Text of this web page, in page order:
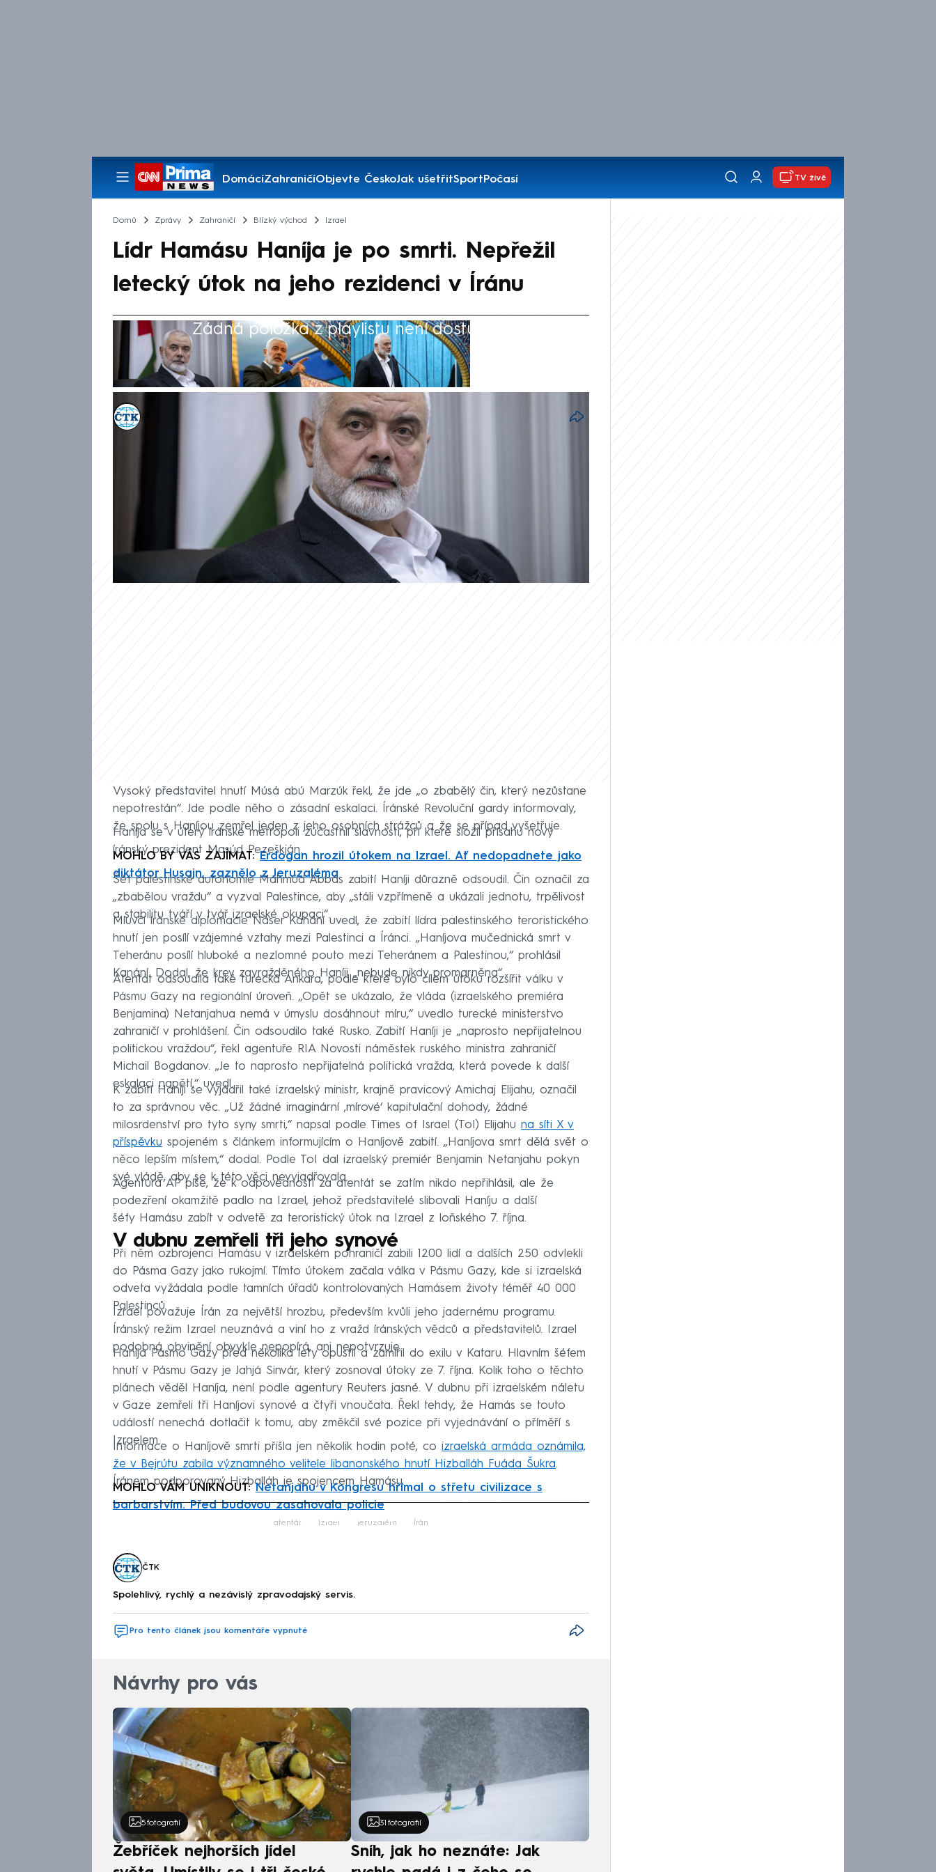
DomácíZahraničíObjevte ČeskoJak ušetřitSportPočasí
Pořady
TV živě
Domů Zprávy Zahraničí Blízký východ Izrael
Lídr Hamásu Haníja je po smrti. Nepřežil
letecký útok na jeho rezidenci v Íránu
Žádná položka z playlistu není dostupná.
ČTK
31. čvc 2024, 06:14
Šéf palestinského teroristického hnutí Hamás Ismáíl Haníja byl zabit při
leteckém útoku na jeho rezidenci v Teheránu, uvedla ve středu tato
skupina podle agentury AP. Hamás, který ovládá Pásmo Gazy, přičetl
odpovědnost za tento útok Izraeli. Podle íránských Revolučních gard se
Haníja a jeden z jeho osobních strážců stali terčem atentátu.
Vysoký představitel hnutí Músá abú Marzúk řekl, že jde „o zbabělý čin, který nezůstane
nepotrestán“. Jde podle něho o zásadní eskalaci. Íránské Revoluční gardy informovaly,
že spolu s Haníjou zemřel jeden z jeho osobních strážců a že se případ vyšetřuje.
Haníja se v úterý íránské metropoli zúčastnil slavnosti, při které složil přísahu nový
íránský prezident Masúd Pezeškján.
MOHLO BY VÁS ZAJÍMAT:Erdogan hrozil útokem na Izrael. Ať nedopadnete jako
diktátor Husajn, zaznělo z Jeruzaléma
Šéf palestinské autonomie Mahmúd Abbás zabití Haníji důrazně odsoudil. Čin označil za
„zbabělou vraždu“ a vyzval Palestince, aby „stáli vzpřímeně a ukázali jednotu, trpělivost
a stabilitu tváří v tvář izraelské okupaci“.
Mluvčí íránské diplomacie Náser Kanání uvedl, že zabití lídra palestinského teroristického
hnutí jen posílí vzájemné vztahy mezi Palestinci a Íránci. „Haníjova mučednická smrt v
Teheránu posílí hluboké a nezlomné pouto mezi Teheránem a Palestinou,“ prohlásil
Kanání. Dodal, že krev zavražděného Haníji „nebude nikdy promarněna“.
Atentát odsoudila také turecká Ankara, podle které bylo cílem útoku rozšířit válku v
Pásmu Gazy na regionální úroveň. „Opět se ukázalo, že vláda (izraelského premiéra
Benjamina) Netanjahua nemá v úmyslu dosáhnout míru,“ uvedlo turecké ministerstvo
zahraničí v prohlášení. Čin odsoudilo také Rusko. Zabití Haníji je „naprosto nepřijatelnou
politickou vraždou“, řekl agentuře RIA Novosti náměstek ruského ministra zahraničí
Michail Bogdanov. „Je to naprosto nepřijatelná politická vražda, která povede k další
eskalaci napětí,“ uvedl.
K zabití Haníji se vyjádřil také izraelský ministr, krajně pravicový Amichaj Elijahu, označil
to za správnou věc. „Už žádné imaginární ‚mírové‘ kapitulační dohody, žádné
milosrdenství pro tyto syny smrti,“ napsal podle Times of Israel (ToI) Elijahu na síti X v
příspěvku spojeném s článkem informujícím o Haníjově zabití. „Haníjova smrt dělá svět o
něco lepším místem,“ dodal. Podle ToI dal izraelský premiér Benjamin Netanjahu pokyn
své vládě, aby se k této věci nevyjadřovala.
Agentura AP píše, že k odpovědnosti za atentát se zatím nikdo nepřihlásil, ale že
podezření okamžitě padlo na Izrael, jehož představitelé slibovali Haníju a další
šéfy Hamásu zabít v odvetě za teroristický útok na Izrael z loňského 7. října.
V dubnu zemřeli tři jeho synové
Při něm ozbrojenci Hamásu v izraelském pohraničí zabili 1200 lidí a dalších 250 odvlekli
do Pásma Gazy jako rukojmí. Tímto útokem začala válka v Pásmu Gazy, kde si izraelská
odveta vyžádala podle tamních úřadů kontrolovaných Hamásem životy téměř 40 000
Palestinců.
Izrael považuje Írán za největší hrozbu, především kvůli jeho jadernému programu.
Íránský režim Izrael neuznává a viní ho z vražd íránských vědců a představitelů. Izrael
podobná obvinění obvykle nepopírá, ani nepotvrzuje.
Haníja Pásmo Gazy před několika lety opustil a zamířil do exilu v Kataru. Hlavním šéfem
hnutí v Pásmu Gazy je Jahjá Sinvár, který zosnoval útoky ze 7. října. Kolik toho o těchto
plánech věděl Haníja, není podle agentury Reuters jasné. V dubnu při izraelském náletu
v Gaze zemřeli tři Haníjovi synové a čtyři vnoučata. Řekl tehdy, že Hamás se touto
událostí nenechá dotlačit k tomu, aby změkčil své pozice při vyjednávání o příměří s
Izraelem.
Informace o Haníjově smrti přišla jen několik hodin poté, co izraelská armáda oznámila,
že v Bejrútu zabila významného velitele libanonského hnutí Hizballáh Fuáda Šukra.
Íránem podporovaný Hizballáh je spojencem Hamásu.
MOHLO VÁM UNIKNOUT:Netanjahu v Kongresu hřímal o střetu civilizace s
barbarstvím. Před budovou zasahovala policie
Failed to fetch
atentát Izrael Jeruzalém Írán
ČTK
Spolehlivý, rychlý a nezávislý zpravodajský servis.
Pro tento článek jsou komentáře vypnuté
Návrhy pro vás
5 fotografií
Žebříček nejhorších jídel
31 fotografií
Sníh, jak ho neznáte: Jak